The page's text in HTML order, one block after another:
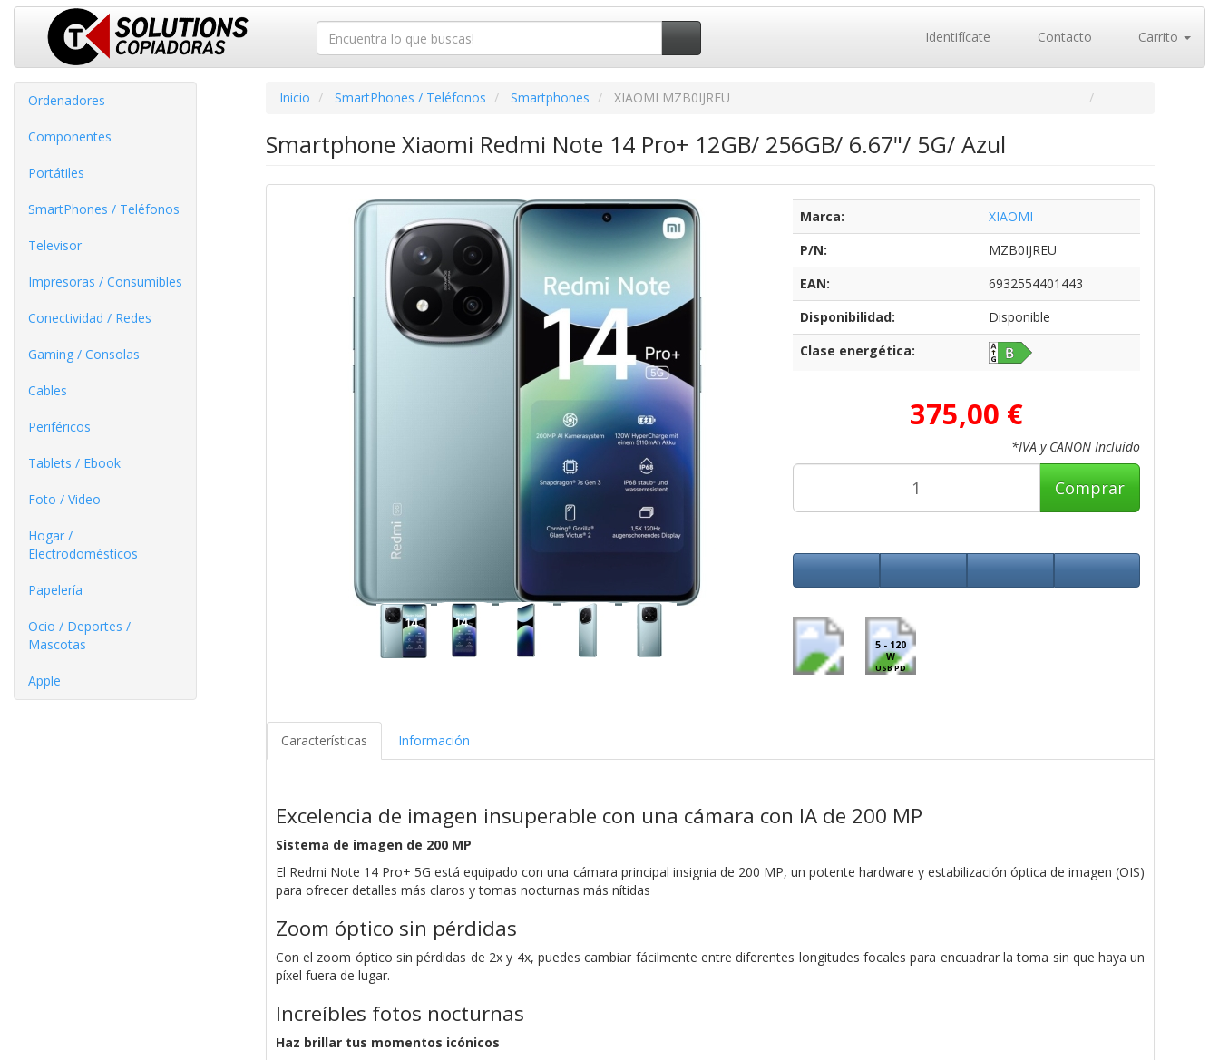
Identifícate Contacto Carrito
Ordenadores
Componentes
Portátiles
SmartPhones / Teléfonos
Televisor
Impresoras / Consumibles
Conectividad / Redes
Gaming / Consolas
Cables
Periféricos
Tablets / Ebook
Foto / Video
Hogar /
Electrodomésticos
Papelería
Ocio / Deportes /
Mascotas
Apple
Inicio SmartPhones / Teléfonos Smartphones XIAOMI MZB0IJREU
Smartphone Xiaomi Redmi Note 14 Pro+ 12GB/ 256GB/ 6.67"/ 5G/ Azul
Marca:
XIAOMI
P/N:
MZB0IJREU
EAN:
6932554401443
Disponibilidad:
Disponible
Clase energética:
375,00 €
*IVA y CANON Incluido
Comprar
5 - 120
W
USB PD
Características Información
Excelencia de imagen insuperable con una cámara con IA de 200 MP
Sistema de imagen de 200 MP
El Redmi Note 14 Pro+ 5G está equipado con una cámara principal insignia de 200 MP, un potente hardware y estabilización óptica de imagen (OIS)
para ofrecer detalles más claros y tomas nocturnas más nítidas
Zoom óptico sin pérdidas
Con el zoom óptico sin pérdidas de 2x y 4x, puedes cambiar fácilmente entre diferentes longitudes focales para encuadrar la toma sin que haya un
píxel fuera de lugar.
Increíbles fotos nocturnas
Haz brillar tus momentos icónicos